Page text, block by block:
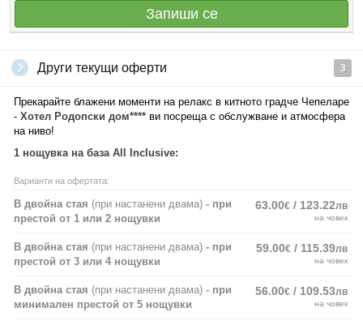
Запиши се
Други текущи оферти 3
Прекарайте блажени моменти на релакс в китното градче Чепеларе
- Хотел Родопски дом**** ви посреща с обслужване и атмосфера
на ниво!
1 нощувка на база All Inclusive:
Варианти на офертата:
В двойна стая (при настанени двама) - при
престой от 1 или 2 нощувки
63.00€ / 123.22лв
на човек
В двойна стая (при настанени двама) - при
престой от 3 или 4 нощувки
59.00€ / 115.39лв
на човек
В двойна стая (при настанени двама) - при
минимален престой от 5 нощувки
56.00€ / 109.53лв
на човек